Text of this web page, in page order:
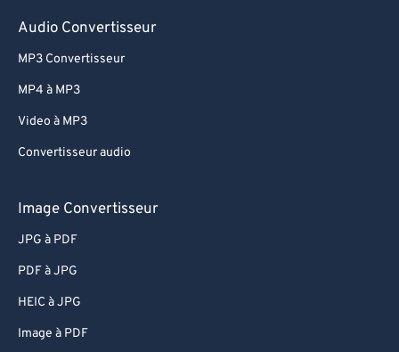
Audio Convertisseur
MP3 Convertisseur
MP4 à MP3
Video à MP3
Convertisseur audio
Image Convertisseur
JPG à PDF
PDF à JPG
HEIC à JPG
Image à PDF